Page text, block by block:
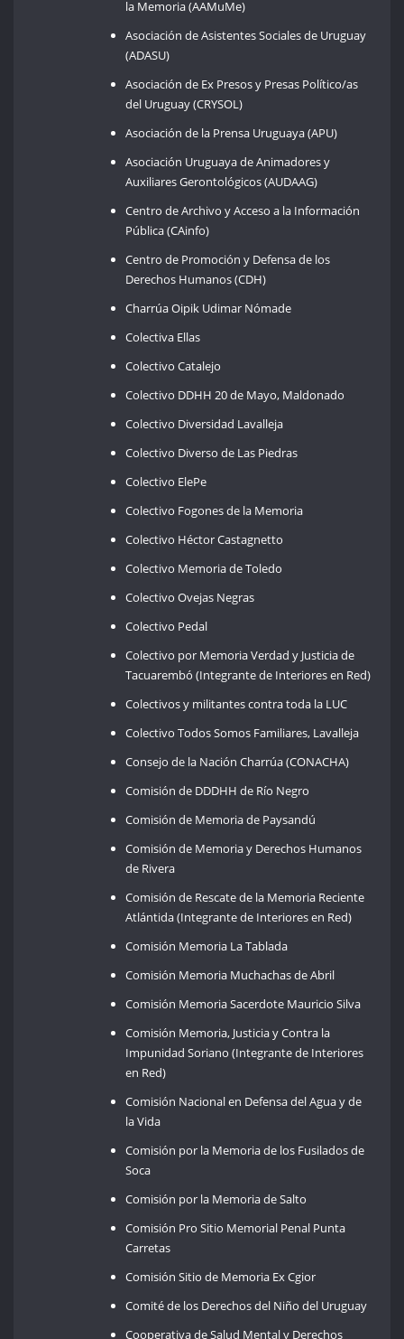
la Memoria (AAMuMe)
Asociación de Asistentes Sociales de Uruguay
(ADASU)
Asociación de Ex Presos y Presas Político/as
del Uruguay (CRYSOL)
Asociación de la Prensa Uruguaya (APU)
Asociación Uruguaya de Animadores y
Auxiliares Gerontológicos (AUDAAG)
Centro de Archivo y Acceso a la Información
Pública (CAinfo)
Centro de Promoción y Defensa de los
Derechos Humanos (CDH)
Charrúa Oipik Udimar Nómade
Colectiva Ellas
Colectivo Catalejo
Colectivo DDHH 20 de Mayo, Maldonado
Colectivo Diversidad Lavalleja
Colectivo Diverso de Las Piedras
Colectivo ElePe
Colectivo Fogones de la Memoria
Colectivo Héctor Castagnetto
Colectivo Memoria de Toledo
Colectivo Ovejas Negras
Colectivo Pedal
Colectivo por Memoria Verdad y Justicia de
Tacuarembó (Integrante de Interiores en Red)
Colectivos y militantes contra toda la LUC
Colectivo Todos Somos Familiares, Lavalleja
Consejo de la Nación Charrúa (CONACHA)
Comisión de DDDHH de Río Negro
Comisión de Memoria de Paysandú
Comisión de Memoria y Derechos Humanos
de Rivera
Comisión de Rescate de la Memoria Reciente
Atlántida (Integrante de Interiores en Red)
Comisión Memoria La Tablada
Comisión Memoria Muchachas de Abril
Comisión Memoria Sacerdote Mauricio Silva
Comisión Memoria, Justicia y Contra la
Impunidad Soriano (Integrante de Interiores
en Red)
Comisión Nacional en Defensa del Agua y de
la Vida
Comisión por la Memoria de los Fusilados de
Soca
Comisión por la Memoria de Salto
Comisión Pro Sitio Memorial Penal Punta
Carretas
Comisión Sitio de Memoria Ex Cgior
Comité de los Derechos del Niño del Uruguay
Cooperativa de Salud Mental y Derechos